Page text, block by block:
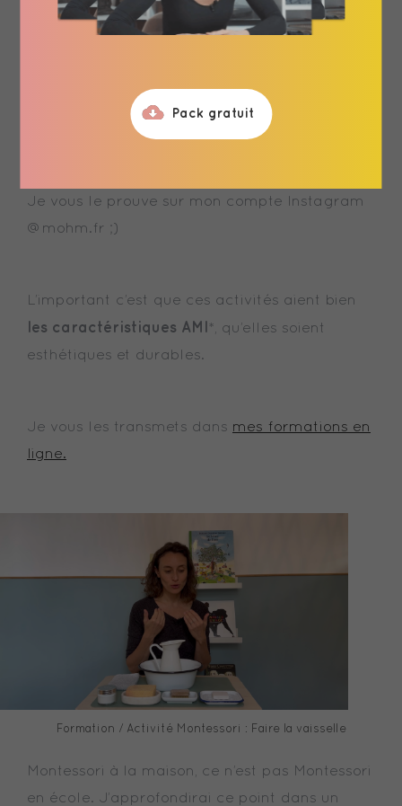
tout le matériel Montessori, la plupart se
fabrique facilement.
Je vous le prouve sur mon compte Instagram
@mohm.fr ;)
L’important c’est que ces activités aient bien
les caractéristiques AMI
*, qu’elles soient
esthétiques et durables.
Je vous les transmets dans mes formations en
ligne.
Formation / Activité Montessori : Faire la vaisselle
Montessori à la maison, ce n’est pas Montessori
en école. J’approfondirai ce point dans un
Pack gratuit